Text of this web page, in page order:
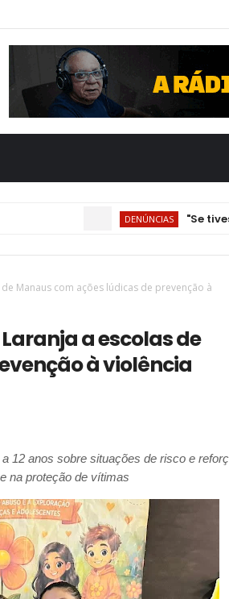
DENÚNCIAS
"Se tivesse
Manaus com ações lúdicas de prevenção à
a escolas de
à violência
12 anos sobre situações de risco e
na proteção de vítimas